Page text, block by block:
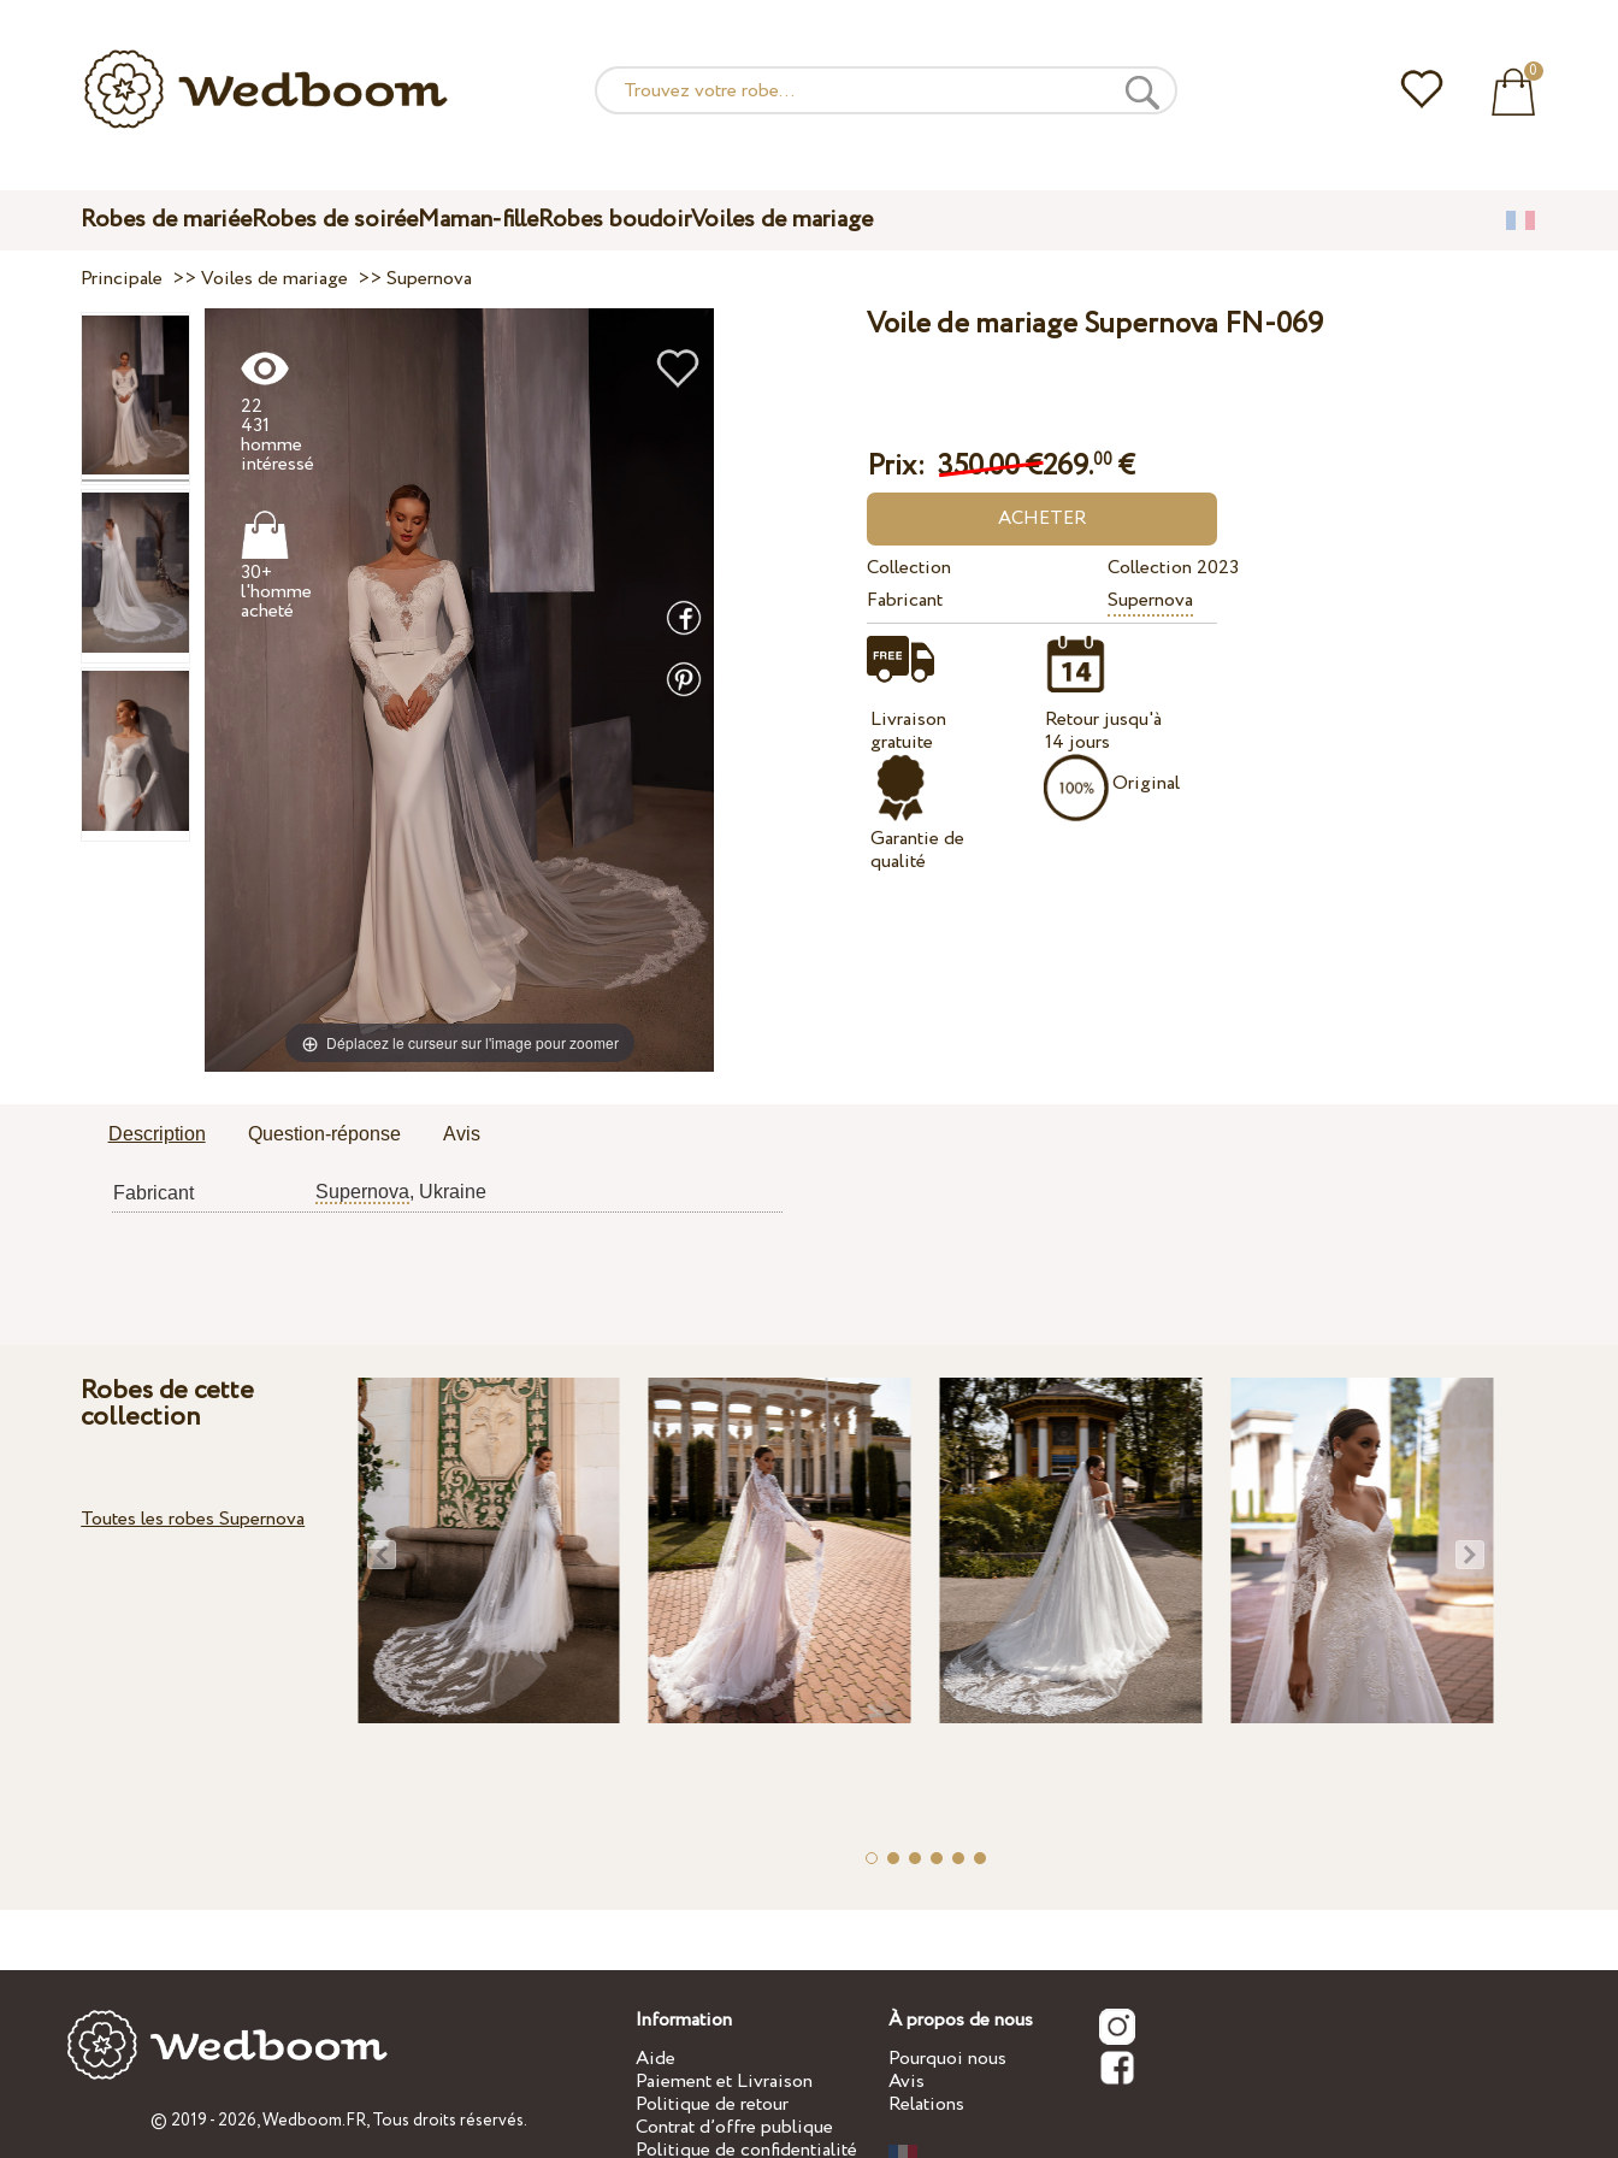
0
Robes de mariéeRobes de soiréeMaman-filleRobes boudoirVoiles de mariage
Principale >>Voiles de mariage >>Supernova
Déplacez le curseur sur l'image pour zoomer
22
431
homme
30+
l'homme
Voile de mariage Supernova FN-069
Prix:350.00 €269.00 €
Collection
Collection 2023
Fabricant
Supernova
Livraison
gratuite
Garantie de
qualité
Retour jusqu'à
14 jours
Original
Description Question-réponse Avis
Fabricant Supernova, Ukraine
Robes de cette
collection
Toutes les robes Supernova
© 2019 - 2026,Wedboom.FR, Tous droits réservés.
Information
Aide
Paiement et Livraison
Politique de retour
Contrat d’offre publique
Politique de confidentialité
À propos de nous
Pourquoi nous
Avis
Relations